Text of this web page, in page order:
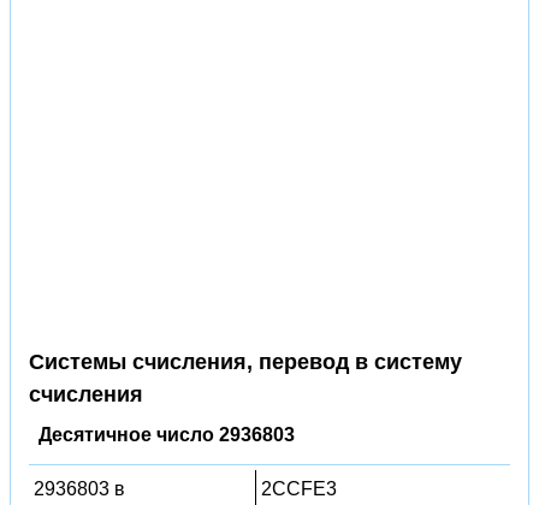
Системы счисления, перевод в систему
счисления
Десятичное число 2936803
2936803 в
2CCFE3